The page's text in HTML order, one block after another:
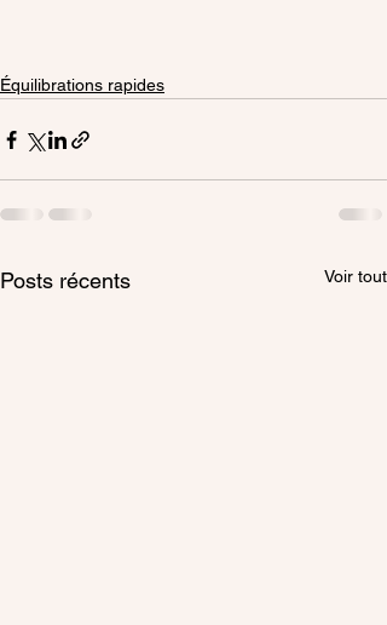
Équilibrations rapides
Posts récents Voir tout